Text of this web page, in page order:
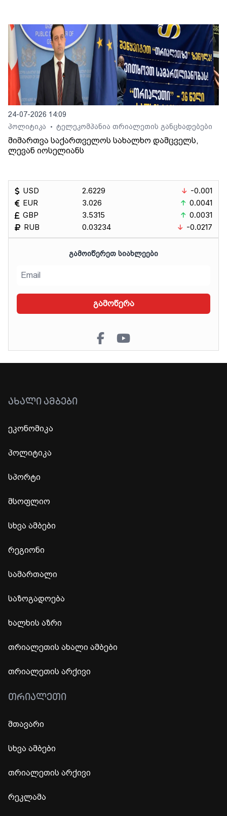
24-07-2026 14:09
პოლიტიკა
• ტელეკომპანია თრიალეთის განცხადებები
მიმართვა საქართველოს სახალხო დამცველს,
ლევან იოსელიანს
USD
EUR
GBP
RUB
2.6229
3.026
3.5315
0.03234
-0.001
0.0041
0.0031
-0.0217
ᲒᲐᲛᲝᲘᲬᲔᲠᲔᲗ ᲡᲘᲐᲮᲚᲔᲔᲑᲘ
გამოწერა
ᲐᲮᲐᲚᲘ ᲐᲛᲑᲔᲑᲘ
ეკონომიკა
პოლიტიკა
სპორტი
მსოფლიო
სხვა ამბები
რეგიონი
სამართალი
საზოგადოება
ხალხის აზრი
თრიალეთის ახალი ამბები
თრიალეთის არქივი
ᲗᲠᲘᲐᲚᲔᲗᲘ
მთავარი
სხვა ამბები
თრიალეთის არქივი
რეკლამა